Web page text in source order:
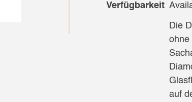
Verfügbarkeit
Die
ohne
auf